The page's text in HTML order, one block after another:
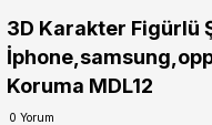
3D Karakter Figürlü
Koruma MDL12
0 Yorum